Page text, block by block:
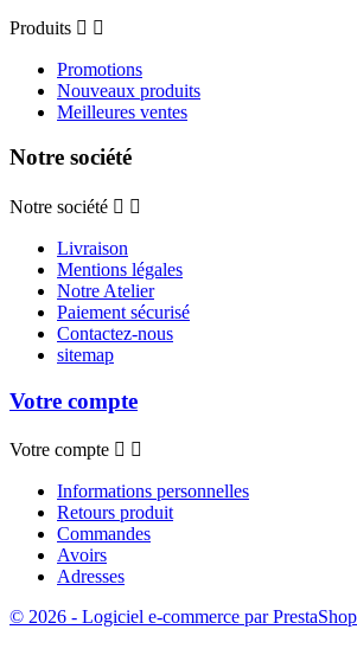
Produits  
Promotions
Nouveaux produits
Meilleures ventes
Notre société
Notre société  
Livraison
Mentions légales
Notre Atelier
Paiement sécurisé
Contactez-nous
sitemap
Votre compte
Votre compte  
Informations personnelles
Retours produit
Commandes
Avoirs
Adresses
© 2026 - Logiciel e-commerce par